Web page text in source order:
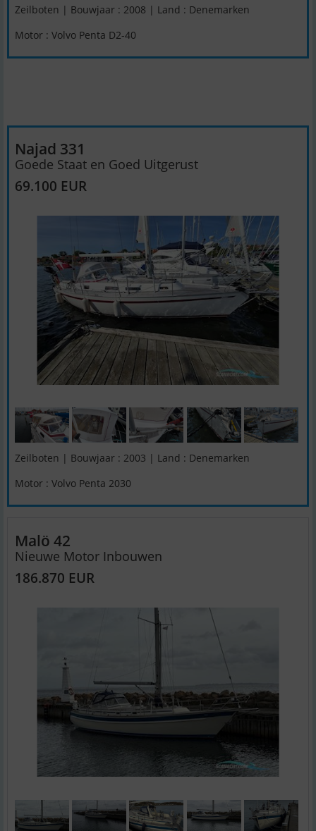
Zeilboten | Bouwjaar : 2008 | Land : Denemarken
Motor : Volvo Penta D2-40
Najad 331
Goede Staat en Goed Uitgerust
69.100 EUR
Zeilboten | Bouwjaar : 2003 | Land : Denemarken
Motor : Volvo Penta 2030
Malö 42
Nieuwe Motor Inbouwen
186.870 EUR